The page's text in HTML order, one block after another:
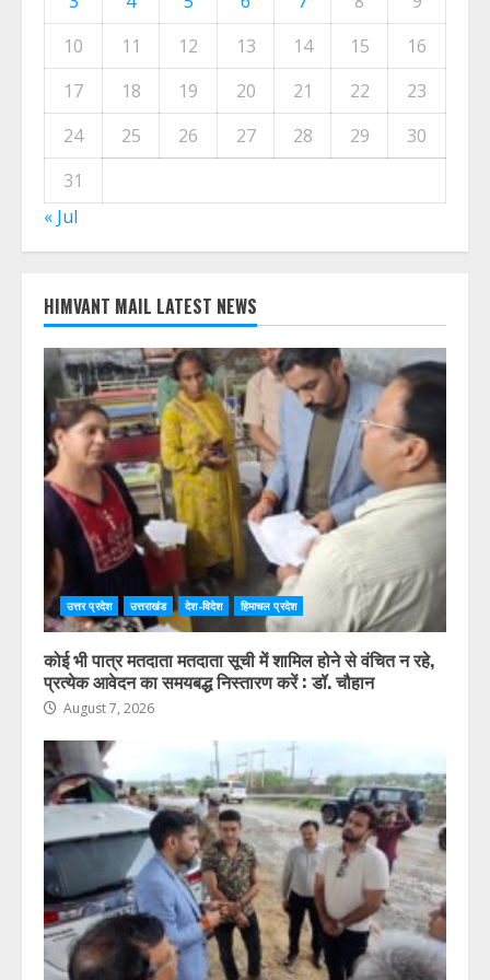
10
11 12 13 14 15
16
17
18 19 20 21 22
23
24
25 26 27 28 29
30
31
« Jul
HIMVANT MAIL LATEST NEWS
उत्तर प्रदेश उत्तराखंड देश-विदेश हिमाचल प्रदेश
कोई भी पात्र मतदाता मतदाता सूची में शामिल होने से वंचित न रहे,
प्रत्येक आवेदन का समयबद्ध निस्तारण करें : डॉ. चौहान
August 7, 2026